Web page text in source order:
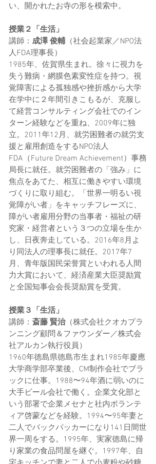
い、開かれたお寺の形を模索中。
授業２「生活」
講師： 成澤 俊輔 （社会起業家／NPO法
人FDA理事長）
1985年、佐賀県生まれ。徐々に視力を
失う難病・網膜色素変性症を持つ。視
覚障害による孤独感や挫折感から大学
在学中に２年間引きこもるが、克服し
て経営コンサルティング会社でのイン
ターン経験などを重ね、2009年に独
立。2011年12月、就労困難者の就労支
援と雇用創造をするNPO法人
FDA（Future Dream Achievement）事務
局長に就任。就労困難者の「強み」に
焦点をあてた、相互に働きやすい環境
づくりに取り組む。「世界一明るい視
覚障がい者」をキャッチフレーズに、
障がい者雇用分野の当事者・福祉の研
究家・経営者という３つの立場を生か
し、日夜奔走している。2016年8月よ
り同法人の理事長に就任。2017年7
月、青年版国民栄誉賞といわれる人間
力大賞において、経済産業大臣奨励賞
と全国知事会会長奨励賞を受賞。
授業３「生活」
講師： 斎藤 賢治（株式会社クオカプラ
ンニング顧問＆ファウンダー／株式会
社アルカン執行役員）
1960年徳島県徳島市生まれ1985年慶應
大学商学部卒業後、CM制作会社でブラ
ックに仕事。1988〜94年酒に弱いのに
大手ビール会社で働く。企業文化部と
いう部署で企業メセナと社内ボランテ
ィア啓蒙などを経験。1994〜95年妻と
二人でバックパッカーになり141日間世
界一周をする。1995年、実家徳島に帰
り家業の食品問屋を継ぐ。1997年、自